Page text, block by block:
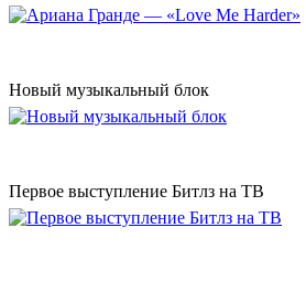
Новый музыкальный блок
Первое выступление Битлз на ТВ